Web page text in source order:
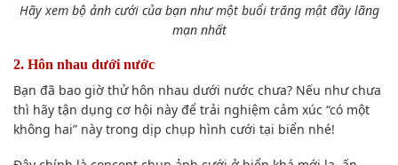
Hãy xem bộ ảnh cưới của bạnnhư một buổi trăng mật đầy lãng
mạnnhất
2. Hôn nhau dưới nước
Bạn đã bao giờ thử hôn nhau dưới nước chưa? Nếu nhưchưa
thì hãy tận dụng cơ hội này để trải nghiệm cảm xúc “có một
không hai” này trong dịp chụp hình cưới tại biển nhé!